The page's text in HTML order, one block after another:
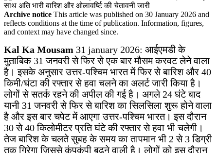
Archive notice This article was published on 30 January 2026 and
reflects conditions at the time of publication. Information, figures,
and context may have changed since.
Kal Ka Mousam 31 january 2026: आईएमडी के
मुताबिक 31 जनवरी से फिर से एक बार मौसम करवट लेने वाला
है। इसके अनुसार उत्तर-पश्चिम भारत में फिर से बारिश और 40
किमी/घंटा की रफ्तार से हवा चलने का अलर्ट जारी किया है।
लोगों से सतर्क रहने की अपील की गई है। अगले 24 घंटे बाद
यानी 31 जनवरी से फिर से बारिश का सिलसिला शुरू होने वाला
है और इस बार चपेट में आएगा उत्तर-पश्चिम भारत। इस दौरान
30 से 40 किलोमीटर प्रति घंटे की रफ्तार से हवा भी चलेगी।
तेज बारिश के चलते सुबह के समय का तापमान भी 2 से 3 डिग्री
तक गिरेगा जिससे कंपकंपी बढ़ने वाली है। लोगों को इस दौरान